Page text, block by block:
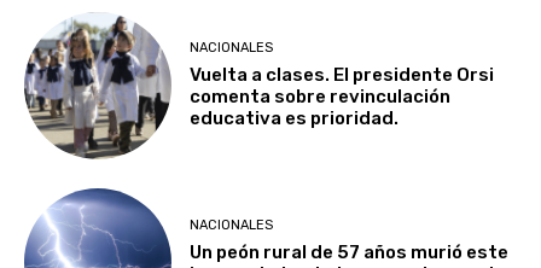
NACIONALES
Vuelta a clases. El presidente Orsi
comenta sobre revinculación
educativa es prioridad.
NACIONALES
Un peón rural de 57 años murió este